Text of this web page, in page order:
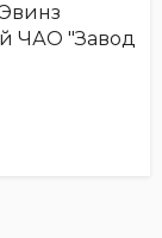
ЧАО "Завод